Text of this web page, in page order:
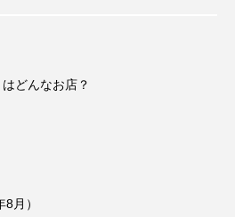
どんなお店？
月）